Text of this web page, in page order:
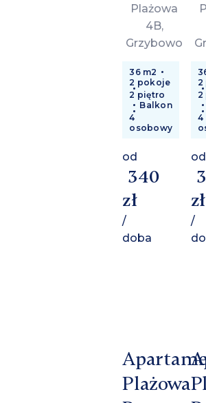
Plażowa
4B,
Grzybowo
36 m2
2 pokoje
2 piętro
Balkon
4
osobowy
od
340
zł
/
doba
2
2
4
od
zł
/
Plażowa